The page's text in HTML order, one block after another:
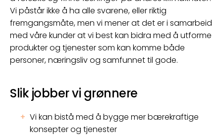
Vi påstår ikke å ha alle svarene, eller riktig
fremgangsmåte, men vi mener at det er i samarbeid
med våre kunder at vi best kan bidra med å utforme
produkter og tjenester som kan komme både
personer, næringsliv og samfunnet til gode.
Slik jobber vi grønnere
Vi kan bistå med å bygge mer bærekraftige
konsepter og tjenester